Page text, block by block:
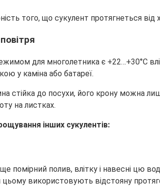
того, що сукулент протягнеться
для многолетника є +22…+30°C
у каміна або батареї.
стійка до посухи, його крону можна
на листках.
інших сукулентів:
помірний полив, влітку і навесні цю
використовують відстояну